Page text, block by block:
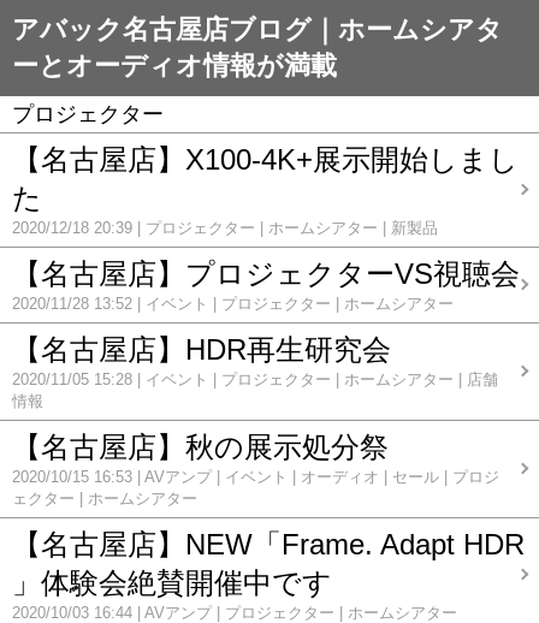
アバック名古屋店ブログ｜ホームシアタ
ーとオーディオ情報が満載
プロジェクター
【名古屋店】X100-4K+展示開始しまし
た
2020/12/18 20:39 プロジェクター ホームシアター 新製品
【名古屋店】プロジェクターVS視聴会
2020/11/28 13:52 イベント プロジェクター ホームシアター
【名古屋店】HDR再生研究会
2020/11/05 15:28 イベント プロジェクター ホームシアター
店舗
情報
【名古屋店】秋の展示処分祭
2020/10/15 16:53 AVアンプ イベント オーディオ セール
プロジ
ェクター
ホームシアター
【名古屋店】NEW「Frame. Adapt HDR
」体験会絶賛開催中です
2020/10/03 16:44 AVアンプ プロジェクター ホームシアター